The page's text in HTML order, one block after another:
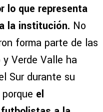
lo que representa
la institución. No
forma parte de las
Verde Valle ha
Sur durante su
el